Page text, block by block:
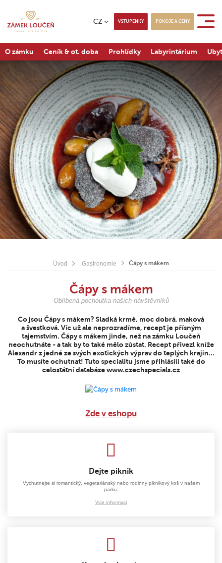
CZ VSTUPENKY POKOJE A CENY
O zámku Ceník & ot. doba Prohlídky Labyrintárium
Úvod Gastronomie Čápy s mákem
Čápy s mákem
Oblíbená pochoutka našich návštěvníků
Co jsou Čápy s mákem? Sladká krmě, moc dobrá, maková
a švestková. Víc už ale neprozradíme, recept je přísným
tajemstvím. Čápy s mákem jinde, než na zámku Loučeň
neochutnáte - a tak by to také mělo zůstat. Recept přivezl kníže
Alexandr z jedné ze svých exotických výprav do teplých krajin...
To musíte ochutnat! Tuto specialitu jsme přihlásili také do
celostátní databáze www.czechspecials.cz
Zde v eshopu
Dejte piknik
Vychutnejte si romantický, vegetariánský nebo rodinný piknikový koš v našem
parku.
Více informací